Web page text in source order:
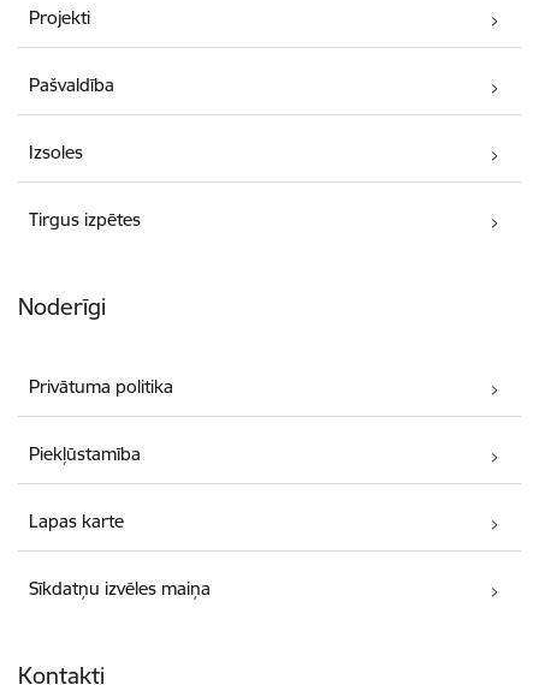
Projekti
Pašvaldība
Izsoles
Tirgus izpētes
Noderīgi
Privātuma politika
Piekļūstamība
Lapas karte
Sīkdatņu izvēles maiņa
Kontakti